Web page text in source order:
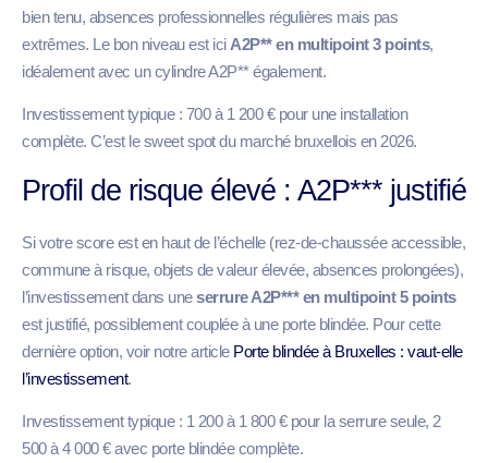
bien tenu, absences professionnelles régulières mais pas
extrêmes. Le bon niveau est ici A2P** en multipoint 3 points,
idéalement avec un cylindre A2P** également.
Investissement typique : 700 à 1 200 € pour une installation
complète. C’est le sweet spot du marché bruxellois en 2026.
Profil de risque élevé : A2P*** justifié
Si votre score est en haut de l’échelle (rez-de-chaussée accessible,
commune à risque, objets de valeur élevée, absences prolongées),
l’investissement dans uneserrure A2P*** en multipoint 5 points
est justifié, possiblement couplée à une porte blindée. Pour cette
dernière option, voir notre article Porte blindée à Bruxelles : vaut-elle
l’investissement.
Investissement typique : 1 200 à 1 800 € pour la serrure seule, 2
500 à 4 000 € avec porte blindée complète.